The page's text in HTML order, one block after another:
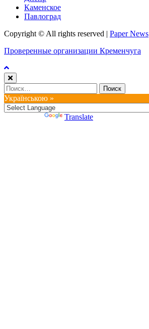
Каменское
Павлоград
Copyright © All rights reserved | Paper News
Проверенные организации Кременчуга
Найти:
Українською »
Translate